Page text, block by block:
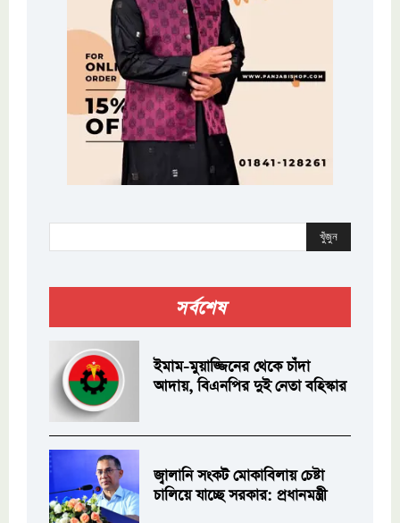
খুঁজুন
সর্বশেষ
ইমাম-মুয়াজ্জিনের থেকে চাঁদা
আদায়, বিএনপির দুই নেতা বহিস্কার
জ্বালানি সংকট মোকাবিলায় চেষ্টা
চালিয়ে যাচ্ছে সরকার: প্রধানমন্ত্রী